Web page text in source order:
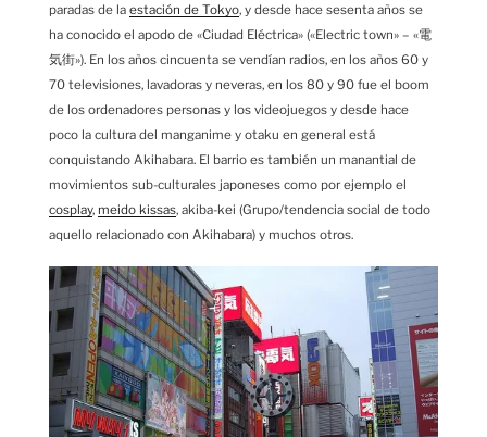
paradas de la estación de Tokyo, y desde hace sesenta años se
ha conocido el apodo de «Ciudad Eléctrica» («Electric town» – «電
気街»). En los años cincuenta se vendían radios, en los años 60 y
70 televisiones, lavadoras y neveras, en los 80 y 90 fue el boom
de los ordenadores personas y los videojuegos y desde hace
poco la cultura del manganime y otaku en general está
conquistando Akihabara. El barrio es también un manantial de
movimientos sub-culturales japoneses como por ejemplo el
cosplay, meido kissas, akiba-kei (Grupo/tendencia social de todo
aquello relacionado con Akihabara) y muchos otros.